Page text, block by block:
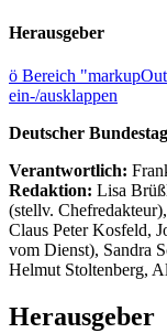
Herausgeber
ö Bereich
ein-/ausklappen
Deutscher
Verantwortlich:
Redaktion: Lisa
(stellv.
Claus Peter Kosfeld,
vom Dienst), Sandra
Helmut Stoltenberg,
Herausgeber